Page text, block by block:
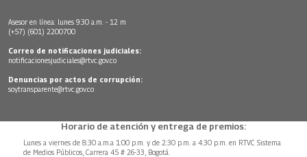
Asesor en línea: lunes 9:30 a.m. - 12 m
(+57) (601) 2200700
Correo de notificaciones judiciales:
notificacionesjudiciales@rtvc.gov.co
Denuncias por actos de corrupción:
soytransparente@rtvc.gov.co
Horario de atención y entrega de premios:
Lunes a viernes de 8:30 a.m.a 1:00 p.m. y de 2:30 p.m. a 4:30 p.m. en RTVC Sistema
de Medios Públicos, Carrera 45 # 26-33, Bogotá.